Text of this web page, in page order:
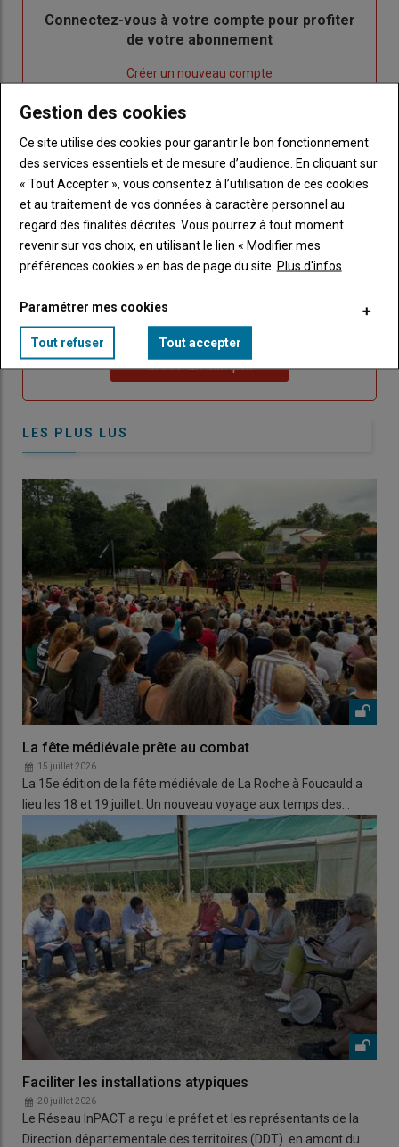
Body
Connectez-vous à votre compte pour profiter
de votre abonnement
un
nouveau
compte"
Créer un nouveau compte
"Réinitialiser
votre
de
passe"
connecte"
Je me connecte
Sous-
titre
Vous n'êtes pas abonné(e)
TITRE CRÉEZ UN COMPTE
BodyChoisissez votre formule et créez votre
compte pour accéder à tout Caracterres.
Lien Créez un compte
LES PLUS LUS
La fête médiévale prête au combat
15 juillet 2026
La 15e édition de la fête médiévale de La Roche à Foucauld a
lieu les 18 et 19 juillet. Un nouveau voyage aux temps des…
Faciliter les installations atypiques
20 juillet 2026
Le Réseau InPACT a reçu le préfet et les représentants de la
Direction départementale des territoires (DDT) en amont du…
Gestion des cookies
Ce site utilise des cookies pour garantir le bon fonctionnement
des services essentiels et de mesure d’audience. En cliquant sur
« Tout Accepter », vous consentez à l’utilisation de ces cookies
et au traitement de vos données à caractère personnel au
regard des finalités décrites. Vous pourrez à tout moment
revenir sur vos choix, en utilisant le lien « Modifier mes
préférences cookies » en bas de page du site. Plus d'infos
Paramétrer mes cookies
Tout refuser Tout accepter